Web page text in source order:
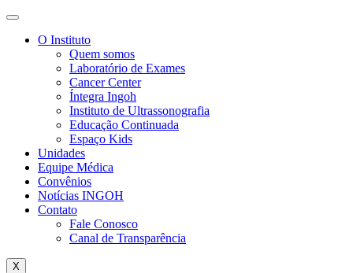
O Instituto
Quem somos
Laboratório de Exames
Cancer Center
Íntegra Ingoh
Instituto de Ultrassonografia
Educação Continuada
Espaço Kids
Unidades
Equipe Médica
Convênios
Notícias INGOH
Contato
Fale Conosco
Canal de Transparência
X